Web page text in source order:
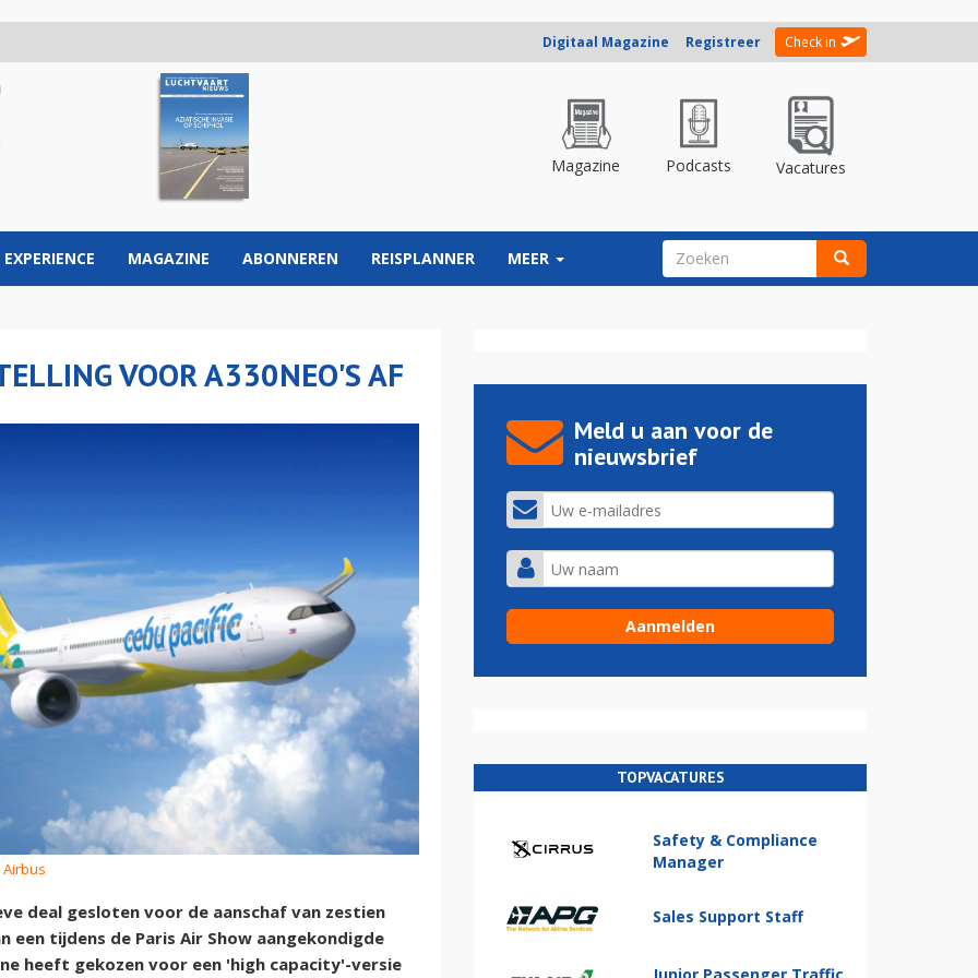
Digitaal Magazine Registreer Check in
Magazine Podcasts Vacatures
MAGAZINE ABONNEREN REISPLANNER MEER ZOEKVELD
VOOR A330NEO'S AF
deal gesloten voor de aanschaf van zestien
een tijdens de Paris Air Show aangekondigde
heeft gekozen voor een 'high capacity'-versie
Meld u aan voor de
nieuwsbrief
TOPVACATURES
Safety & Compliance
Manager
Sales Support Staff